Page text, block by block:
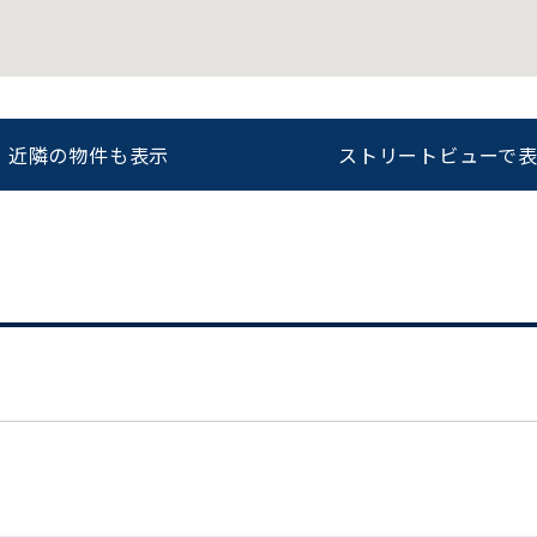
スムーズにご案内できます
0120-620-213
近隣の物件も表示 ストリートビューで